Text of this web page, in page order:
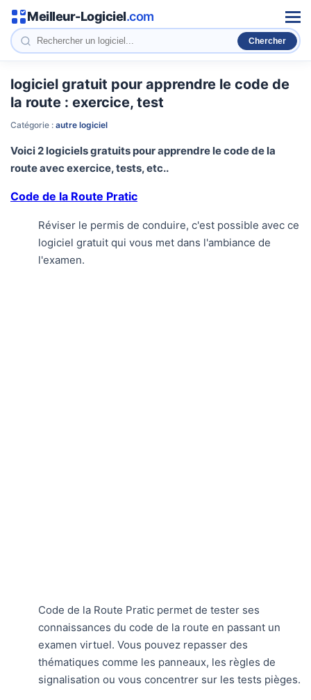
Meilleur-Logiciel.com
logiciel gratuit pour apprendre le code de
la route : exercice, test
Catégorie : autre logiciel
Voici 2 logiciels gratuits pour apprendre le code de la
route avec exercice, tests, etc..
Code de la Route Pratic
Réviser le permis de conduire, c'est possible avec ce
logiciel gratuit qui vous met dans l'ambiance de
l'examen.
Code de la Route Pratic permet de tester ses
connaissances du code de la route en passant un
examen virtuel. Vous pouvez repasser des
thématiques comme les panneaux, les règles de
signalisation ou vous concentrer sur les tests pièges.